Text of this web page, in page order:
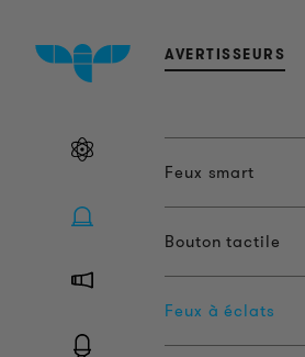
AVERTISSEURS
Feux smart
Bouton tactile
Feux à éclats